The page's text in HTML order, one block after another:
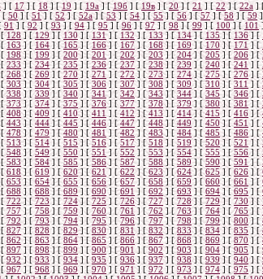
] [ 17 ] [ 18] [19 ] [19а] [19б ] [19в ] [20] [ 21 ] [ 22 ] [22a ]
[50] [51] [ 52] [52а] [53] [54] [55] [ 56] [57] [58 ] [59]
91 ] [92] [ 93 ] [ 94 ] [95 ] [96] [ 97 ] [ 98] [99 ] [ 100 ] [ 101
[128 ] [129 ] [ 130 ] [ 131] [ 132] [ 133 ] [ 134 ] [ 135] [ 136] [
[ 163] [ 164] [165 ] [166] [ 167] [168] [ 169] [170 ] [ 171 ] [
[ 198] [ 199 ] [200] [ 201 ] [ 202] [203 ] [204] [205 ] [ 206] [
[233 ] [ 234] [235 ] [ 236] [237 ] [ 238] [239 ] [ 240] [241] [
[268] [ 269 ] [270 ] [271 ] [272 ] [273] [ 274] [275 ] [ 276] [
[ 303] [ 304] [ 305] [306 ] [ 307] [ 308 ] [309] [310] [311 ] [
[338 ] [339] [ 340 ] [341] [ 342 ] [343 ] [344 ] [ 345] [346] [
[373] [ 374] [375] [ 376] [ 377] [378] [ 379 ] [380] [381] [
[ 408] [ 409 ] [410] [411 ] [ 412] [413] [414] [415 ] [ 416 ] [
[443] [ 444] [ 445 ] [446] [447] [448] [449 ] [ 450] [ 451 ] [
[ 478 ] [ 479] [480 ] [481 ] [482 ] [ 483] [484 ] [ 485 ] [486 ] [
[513] [514 ] [ 515] [516] [ 517] [518 ] [519] [520 ] [ 521 ] [
[548 ] [ 549] [ 550 ] [551] [ 552 ] [553 ] [ 554] [ 555 ] [556] [
[583] [584] [585] [586] [ 587] [ 588 ] [589] [590] [591] [
[ 618] [619 ] [620] [621] [ 622 ] [623] [624] [625 ] [ 626] [
[ 653 ] [ 654 ] [ 655 ] [ 656 ] [657] [658 ] [659 ] [660] [ 661 ] [
[ 688 ] [ 688] [689 ] [ 690] [691 ] [ 692 ] [693 ] [ 694] [695 ] [
[722] [723 ] [ 724] [725] [ 726] [727] [ 728] [729] [ 730] [
[757 ] [ 758] [ 759 ] [760] [ 761 ] [762 ] [ 763] [ 764 ] [765] [
[ 792] [793] [794] [795] [ 796] [ 797 ] [798] [799] [800 ] [
[ 827] [ 828 ] [829] [830] [ 831] [832] [833] [834 ] [ 835] [
[ 862] [ 863 ] [ 864] [ 865 ] [ 866 ] [867 ] [868] [869 ] [ 870 ] [
[ 897] [ 898] [899] [ 900] [901 ] [ 902] [903 ] [ 904] [905 ] [
[932] [933 ] [934] [935] [936] [937] [ 938] [939] [ 940] [
[967 ] [ 968 ] [ 969] [970 ] [971 ] [ 972 ] [973] [ 974] [ 975 ] [